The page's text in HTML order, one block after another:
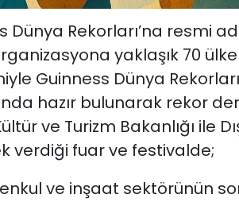
Dünya Rekorları’na resmi
yaklaşık 70
Guinness Dünya
hazır bulunarak rekor
ve Turizm Bakanlığı ile
verdiği fuar ve festivalde;
ve inşaat sektörünün